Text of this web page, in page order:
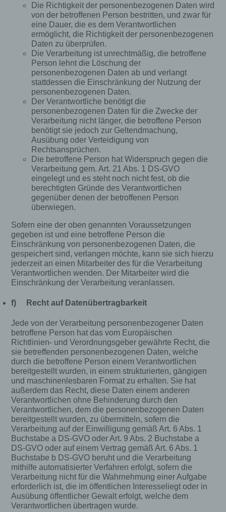
Die Richtigkeit der personenbezogenen Daten wird
von der betroffenen Person bestritten, und zwar für
eine Dauer, die es dem Verantwortlichen
ermöglicht, die Richtigkeit der personenbezogenen
Daten zu überprüfen.
Die Verarbeitung ist unrechtmäßig, die betroffene
Person lehnt die Löschung der
personenbezogenen Daten ab und verlangt
stattdessen die Einschränkung der Nutzung der
personenbezogenen Daten.
Der Verantwortliche benötigt die
personenbezogenen Daten für die Zwecke der
Verarbeitung nicht länger, die betroffene Person
benötigt sie jedoch zur Geltendmachung,
Ausübung oder Verteidigung von
Rechtsansprüchen.
Die betroffene Person hat Widerspruch gegen die
Verarbeitung gem. Art. 21 Abs. 1 DS-GVO
eingelegt und es steht noch nicht fest, ob die
berechtigten Gründe des Verantwortlichen
gegenüber denen der betroffenen Person
überwiegen.
Sofern eine der oben genannten Voraussetzungen
gegeben ist und eine betroffene Person die
Einschränkung von personenbezogenen Daten, die
gespeichert sind, verlangen möchte, kann sie sich hierzu
jederzeit an einen Mitarbeiter des für die Verarbeitung
Verantwortlichen wenden. Der Mitarbeiter wird die
Einschränkung der Verarbeitung veranlassen.
f) Recht auf Datenübertragbarkeit
Jede von der Verarbeitung personenbezogener Daten
betroffene Person hat das vom Europäischen
Richtlinien- und Verordnungsgeber gewährte Recht, die
sie betreffenden personenbezogenen Daten, welche
durch die betroffene Person einem Verantwortlichen
bereitgestellt wurden, in einem strukturierten, gängigen
und maschinenlesbaren Format zu erhalten. Sie hat
außerdem das Recht, diese Daten einem anderen
Verantwortlichen ohne Behinderung durch den
Verantwortlichen, dem die personenbezogenen Daten
bereitgestellt wurden, zu übermitteln, sofern die
Verarbeitung auf der Einwilligung gemäß Art. 6 Abs. 1
Buchstabe a DS-GVO oder Art. 9 Abs. 2 Buchstabe a
DS-GVO oder auf einem Vertrag gemäß Art. 6 Abs. 1
Buchstabe b DS-GVO beruht und die Verarbeitung
mithilfe automatisierter Verfahren erfolgt, sofern die
Verarbeitung nicht für die Wahrnehmung einer Aufgabe
erforderlich ist, die im öffentlichen Interesseliegt oder in
Ausübung öffentlicher Gewalt erfolgt, welche dem
Verantwortlichen übertragen wurde.
anonymen Daten der Server-Logfiles werden
getrennt von allen durch eine betroffene Person
angegebenen personenbezogenen Daten
gespeichert.
Registrierung auf unserer Internetseite
Die betroffene Person hat die Möglichkeit, sich auf
der Internetseite des für die Verarbeitung
Verantwortlichen unter Angabe von
personenbezogenen Daten zu registrieren.
Welche personenbezogenen Daten dabei an den
für die Verarbeitung Verantwortlichen übermittelt
werden, ergibt sich aus der jeweiligen
Eingabemaske, die für die Registrierung
verwendet wird. Die von der betroffenen Person
eingegebenen personenbezogenen Daten werden
ausschließlich für die interne Verwendung bei dem
für die Verarbeitung Verantwortlichen und für
eigene Zwecke erhoben und gespeichert. Der für
die Verarbeitung Verantwortliche kann die
Weitergabe an einen oder mehrere
Auftragsverarbeiter, beispielsweise einen
Paketdienstleister, veranlassen, der die
personenbezogenen Daten ebenfalls
ausschließlich für eine interne Verwendung, die
dem für die Verarbeitung Verantwortlichen
zuzurechnen ist, nutzt.
Durch eine Registrierung auf der Internetseite des
für die Verarbeitung Verantwortlichen wird ferner
betroffenen Person vergebene IP-Adresse, das
gespeichert. Die Speicherung dieser Daten erfolgt
vor dem Hintergrund, dass nur so der Missbrauch
unserer Dienste verhindert werden kann, und
diese Daten im Bedarfsfall ermöglichen,
begangene Straftaten aufzuklären. Insofern ist die
Speicherung dieser Daten zur Absicherung des für
die Verarbeitung Verantwortlichen erforderlich.
Eine Weitergabe dieser Daten an Dritte erfolgt
grundsätzlich nicht, sofern keine gesetzliche
Pflicht zur Weitergabe besteht oder die Weitergabe
der Strafverfolgung dient.
Die Registrierung der betroffenen Person unter
freiwilliger Angabe personenbezogener Daten
dient dem für die Verarbeitung Verantwortlichen
dazu, der betroffenen Person Inhalte oder
Leistungen anzubieten, die aufgrund der Natur der
Sache nur registrierten Benutzern angeboten
werden können. Registrierten Personen steht die